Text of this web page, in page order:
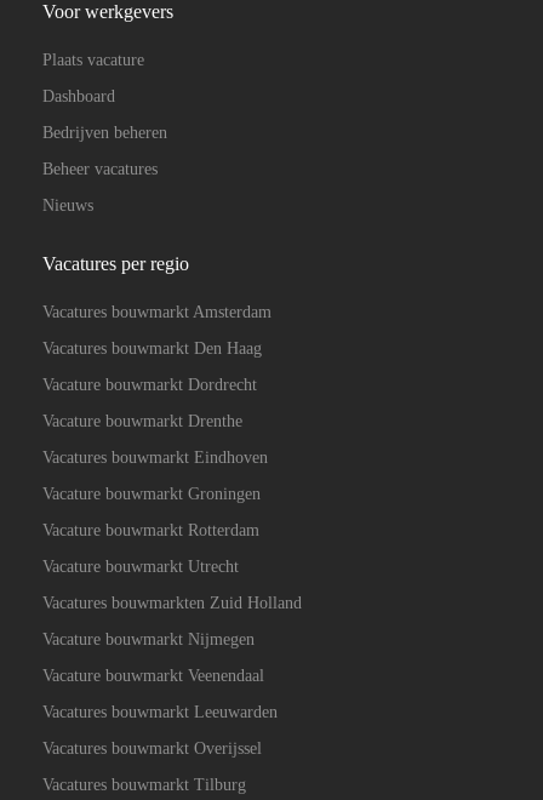
Voor werkgevers
Plaats vacature
Dashboard
Bedrijven beheren
Beheer vacatures
Nieuws
Vacatures per regio
Vacatures bouwmarkt Amsterdam
Vacatures bouwmarkt Den Haag
Vacature bouwmarkt Dordrecht
Vacature bouwmarkt Drenthe
Vacatures bouwmarkt Eindhoven
Vacature bouwmarkt Groningen
Vacature bouwmarkt Rotterdam
Vacature bouwmarkt Utrecht
Vacatures bouwmarkten Zuid Holland
Vacature bouwmarkt Nijmegen
Vacature bouwmarkt Veenendaal
Vacatures bouwmarkt Leeuwarden
Vacatures bouwmarkt Overijssel
Vacatures bouwmarkt Tilburg